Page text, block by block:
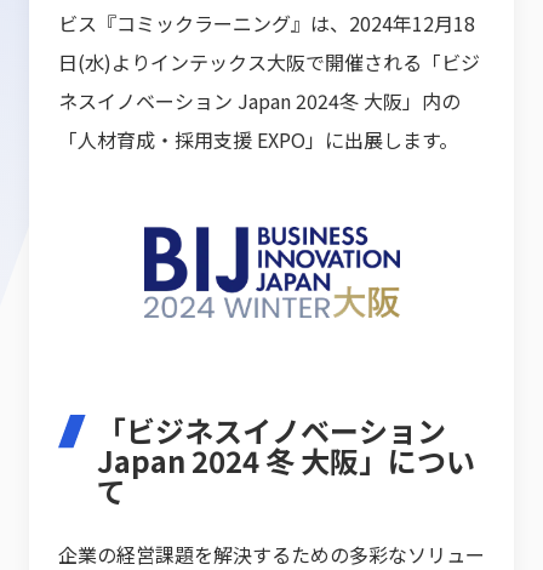
ビス『コミックラーニング』は、2024年12月18
日(水)よりインテックス大阪で開催される「ビジ
ネスイノベーション Japan 2024冬 大阪」内の
「人材育成・採用支援 EXPO」に出展します。
「ビジネスイノベーション
Japan 2024 冬 大阪」につい
て
企業の経営課題を解決するための多彩なソリュー